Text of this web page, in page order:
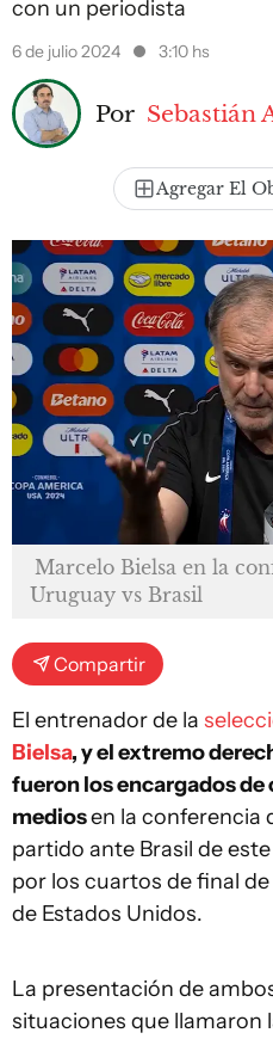
con un periodista
6 de julio 2024 3:10 hs
Por Sebastián
Agregar El
Marcelo Bielsa en la
Uruguay vs Brasil
Compartir
El entrenador de la
Bielsa, y el extremo
fueron los encargados
mediosen la conferencia
partido ante Brasil de
por los cuartos de final de
de Estados Unidos.
La presentación de
situaciones que llamaron